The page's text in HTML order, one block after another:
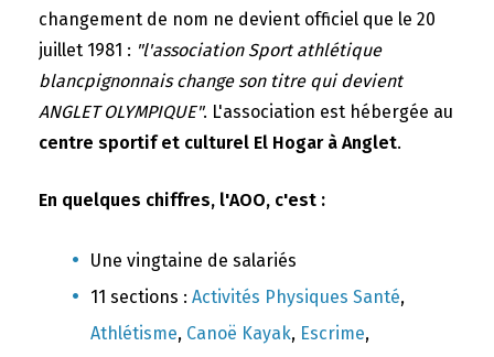
changement de nom ne devient officiel que le 20
juillet 1981 : "l'association Sport athlétique
blancpignonnais change son titre qui devient
ANGLET OLYMPIQUE". L'association est hébergée au
centre sportif et culturel El Hogar à Anglet.
En quelques chiffres, l'AOO, c'est :
Une vingtaine de salariés
11 sections : Activités Physiques Santé,
Athlétisme, Canoë Kayak, Escrime,